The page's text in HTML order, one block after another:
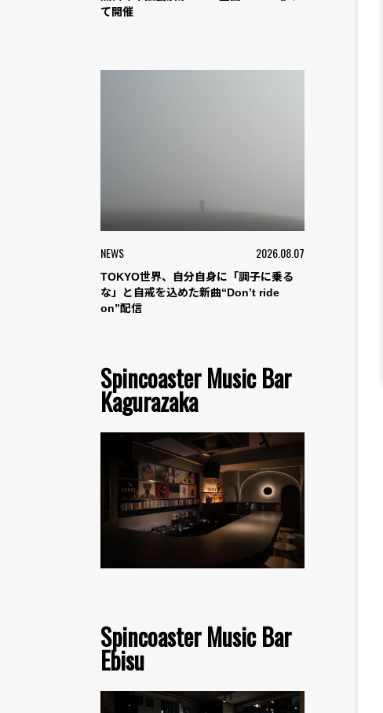
て開催
NEWS 2026.08.07
TOKYO世界、自分自身に「調子に乗る
な」と自戒を込めた新曲“Don’t ride
on”配信
Spincoaster Music Bar
Kagurazaka
Spincoaster Music Bar
Ebisu